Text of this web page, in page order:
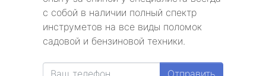
с собой в наличии полный спектр
инструметов на все виды поломок
садовой и бензиновой техники.
Отправить